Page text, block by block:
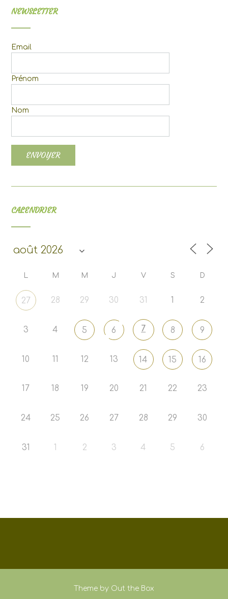
NEWSLETTER
Email
Prénom
Nom
CALENDRIER
M M J V S D
27 28 29 30 31 2
3 4 5 6 7 8 9
10 11 12 13 14 15 16
17 18 19 20 21 22 23
24 25 26 27 28 29 30
31 1 2 3 4 5 6
Theme by Out the Box